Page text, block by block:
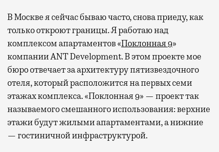
В Москве я сейчас бываю часто, снова приеду, как
только откроют границы. Я работаю над
комплексом апартаментов «Поклонная 9»
компании ANT Development. В этом проекте мое
бюро отвечает за архитектуру пятизвездочного
отеля, который расположится на первых семи
этажах комплекса. «Поклонная 9» — проект так
называемого смешанного использования: верхние
этажи будут жилыми апартаментами, а нижние
— гостиничной инфраструктурой.